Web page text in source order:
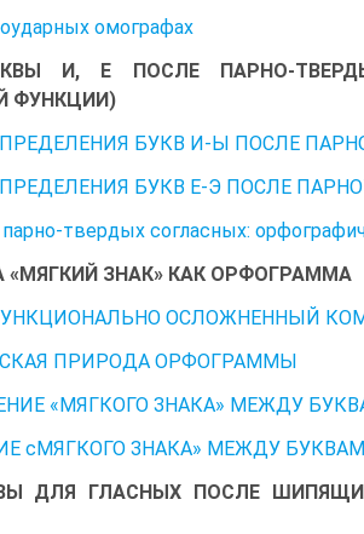
омографах
И, Е ПОСЛЕ ПАРНО-
ФУНКЦИИ)
БУКВ И-Ы ПОСЛЕ
БУКВ Е-Э ПОСЛЕ
твердых согласных:
«МЯГКИЙ ЗНАК» КАК ОРФОГРАММА
ОСЛОЖНЕННЫЙ
ПРИРОДА ОРФОГРАММЫ
«МЯГКОГО ЗНАКА» МЕЖДУ
сМЯГКОГО ЗНАКА» МЕЖДУ
ДЛЯ ГЛАСНЫХ ПОСЛЕ